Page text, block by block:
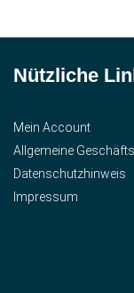
Nützliche
Mein Account
Allgemeine
Datenschutzhinweis
Impressum